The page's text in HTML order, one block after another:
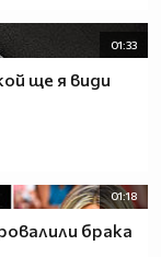
01:33
ще я види
01:18
брака